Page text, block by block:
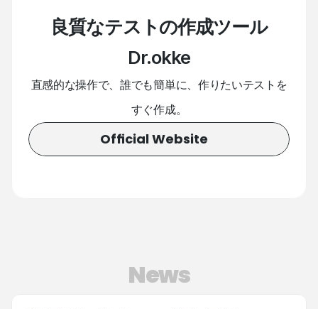
良質なテストの作成ツール
Dr.okke
直感的な操作で、誰でも簡単に、作りたいテストを
すぐ作成。
Official Website
News